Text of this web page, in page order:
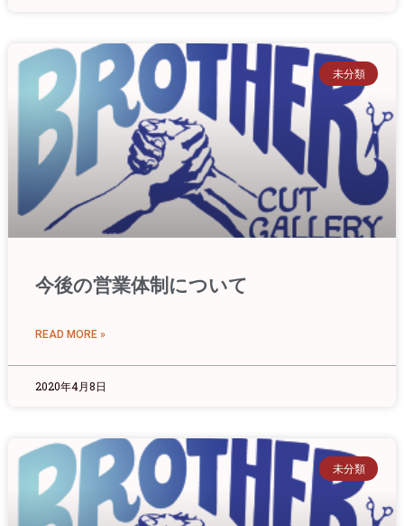
未分類
今後の営業体制について
READ MORE »
2020年4月8日
未分類